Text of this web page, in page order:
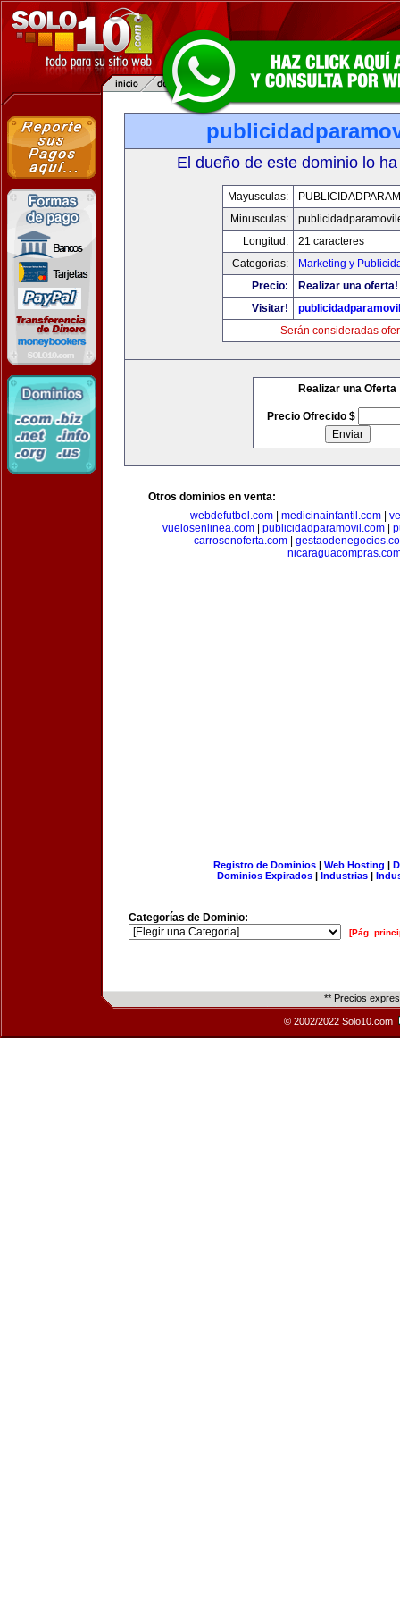
El dueño de este dominio lo
Mayusculas:
Minusculas:
Longitud:
21 caracteres
Categorias:
Marketing y
Precio:
Realizar una oferta!
Visitar!
Serán consideradas
Realizar una Oferta
Precio Ofrecido $
Otros dominios en venta:
webdefutbol.com| medicinainfantil.com|
vuelosenlinea.com
publicidadparamovil.com
carrosenoferta.com
Registro de Dominios| Web Hosting |
Dominios Expirados | Industrias |
Categorías de Dominio:
[Pág.
** Precios
© 2002/2022 Solo10.com